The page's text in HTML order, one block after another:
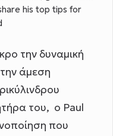
his top tips for
την δυναμική
άμεση
του, ο Paul
που